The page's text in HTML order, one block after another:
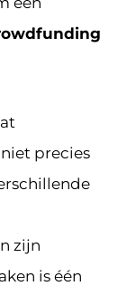
precies
zijn
is één